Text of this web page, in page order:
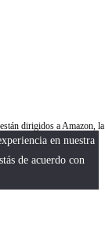
dirigidos a
en nuestra
de acuerdo con